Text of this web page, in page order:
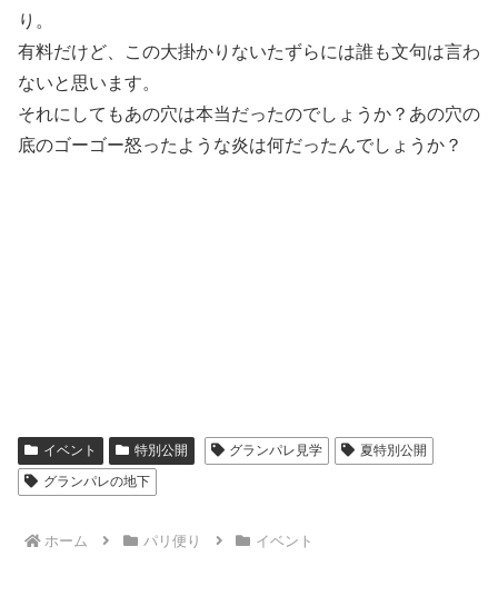
り。
有料だけど、この大掛かりないたずらには誰も文句は言わ
ないと思います。
それにしてもあの穴は本当だったのでしょうか？あの穴の
底のゴーゴー怒ったような炎は何だったんでしょうか？
イベント 特別公開 グランパレ見学
夏特別公開
グランパレの地下
ホーム パリ便り イベント